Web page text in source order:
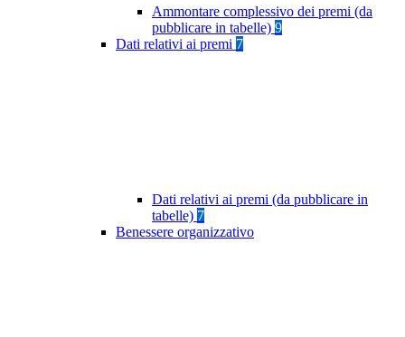
Ammontare complessivo dei premi (da
pubblicare in tabelle) 9
Dati relativi ai premi 7
Dati relativi ai premi (da pubblicare in
tabelle) 7
Benessere organizzativo